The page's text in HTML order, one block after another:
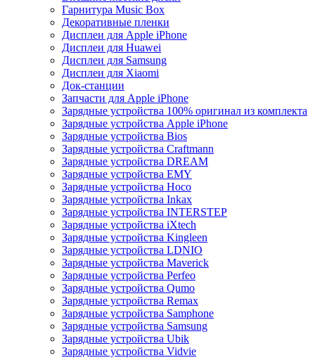
Гарнитура Music Box
Декоративные пленки
Дисплеи для Apple iPhone
Дисплеи для Huawei
Дисплеи для Samsung
Дисплеи для Xiaomi
Док-станции
Запчасти для Apple iPhone
Зарядные устройства 100% оригинал из комплекта
Зарядные устройства Apple iPhone
Зарядные устройства Bios
Зарядные устройства Craftmann
Зарядные устройства DREAM
Зарядные устройства EMY
Зарядные устройства Hoco
Зарядные устройства Inkax
Зарядные устройства INTERSTEP
Зарядные устройства iXtech
Зарядные устройства Kingleen
Зарядные устройства LDNIO
Зарядные устройства Maverick
Зарядные устройства Perfeo
Зарядные устройства Qumo
Зарядные устройства Remax
Зарядные устройства Samphone
Зарядные устройства Samsung
Зарядные устройства Ubik
Зарядные устройства Vidvie